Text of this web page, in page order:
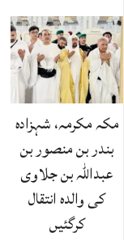
مکہ مکرمہ، شہزادہ
بندر بن منصور بن
عبداللہ بن جلاوی
کی والدہ انتقال
کرگئیں